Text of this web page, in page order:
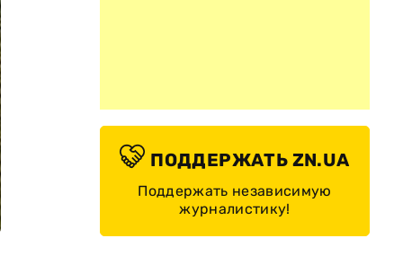
ПОДДЕРЖАТЬ ZN.UA
Поддержать независимую
журналистику!